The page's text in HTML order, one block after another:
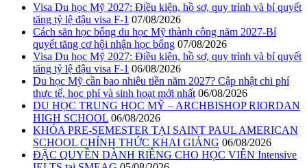
Visa Du học Mỹ 2027: Điều kiện, hồ sơ, quy trình và bí quyết
tăng tỷ lệ đậu visa F-1 07/08/2026
Cách săn học bổng du học Mỹ thành công năm 2027-Bí
quyết tăng cơ hội nhận học bổng 07/08/2026
Visa Du học Mỹ 2027: Điều kiện, hồ sơ, quy trình và bí quyết
tăng tỷ lệ đậu visa F-1 06/08/2026
Du học Mỹ cần bao nhiêu tiền năm 2027? Cập nhật chi phí
thực tế, học phí và sinh hoạt mới nhất 06/08/2026
DU HỌC TRUNG HỌC MỸ – ARCHBISHOP RIORDAN
HIGH SCHOOL 06/08/2026
KHÓA PRE-SEMESTER TẠI SAINT PAUL AMERICAN
SCHOOL CHÍNH THỨC KHAI GIẢNG 06/08/2026
ĐẶC QUYỀN DÀNH RIÊNG CHO HỌC VIÊN Intensive